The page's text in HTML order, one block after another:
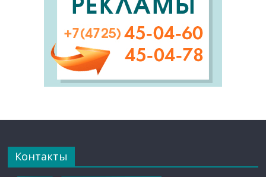
Контакты